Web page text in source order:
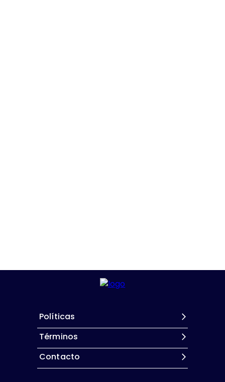
Políticas
Términos
Contacto